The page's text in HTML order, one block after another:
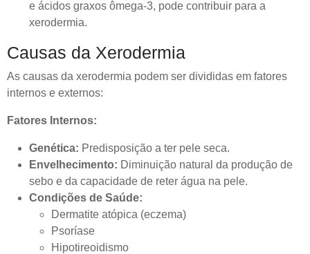
e ácidos graxos ômega-3, pode contribuir para a
xerodermia.
Causas da Xerodermia
As causas da xerodermia podem ser divididas em fatores
internos e externos:
Fatores Internos:
Genética: Predisposição a ter pele seca.
Envelhecimento: Diminuição natural da produção de
sebo e da capacidade de reter água na pele.
Condições de Saúde:
Dermatite atópica (eczema)
Psoríase
Hipotireoidismo